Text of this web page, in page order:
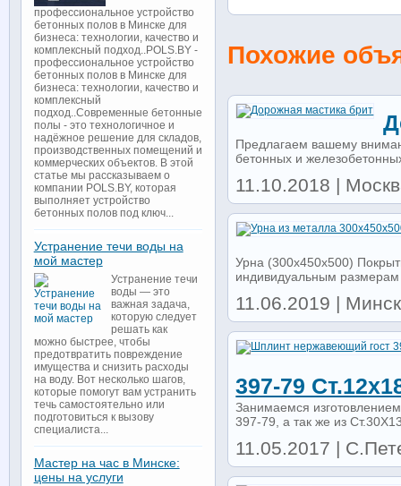
Похожие
Предлагаем вашему
бетонных и
11.10.2018 |
Урна (300х450х500)
индивидуальным размерам
11.06.2019 |
397-79
Занимаемся
397-79, а так же из
11.05.2017 |
профессиональное устройство
бетонных полов в Минске для
бизнеса: технологии, качество и
комплексный подход..POLS.BY -
профессиональное устройство
бетонных полов в Минске для
бизнеса: технологии, качество и
комплексный
подход..Современные бетонные
полы - это технологичное и
надёжное решение для складов,
производственных помещений и
коммерческих объектов. В этой
статье мы рассказываем о
компании POLS.BY, которая
выполняет устройство
бетонных полов под ключ...
Устранение течи воды на
мой мастер
Устранение течи
воды — это
важная задача,
которую следует
решать как
можно быстрее, чтобы
предотвратить повреждение
имущества и снизить расходы
на воду. Вот несколько шагов,
которые помогут вам устранить
течь самостоятельно или
подготовиться к вызову
специалиста...
Мастер на час в Минске:
цены на услуги